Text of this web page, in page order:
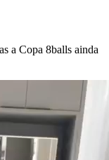
a Copa 8balls ainda